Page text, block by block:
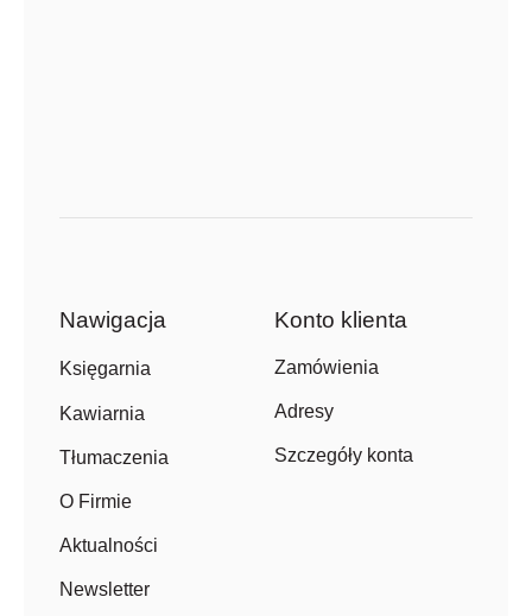
Nawigacja
Księgarnia
Kawiarnia
Tłumaczenia
O Firmie
Aktualności
Newsletter
Konto klienta
Zamówienia
Adresy
Szczegóły konta